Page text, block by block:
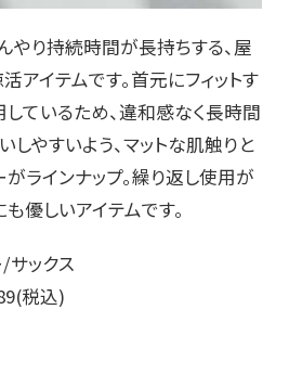
やり持続時間が長持ちする、屋
アイテムです。首元にフィットす
ているため、違和感なく長時間
しやすいよう、マットな肌触りと
ラインナップ。繰り返し使用が
優しいアイテムです。
ックス
税込)